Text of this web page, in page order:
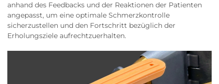
anhand des Feedbacks und der Reaktionen der Patienten
angepasst, um eine optimale Schmerzkontrolle
sicherzustellen und den Fortschritt bezüglich der
Erholungsziele aufrechtzuerhalten.